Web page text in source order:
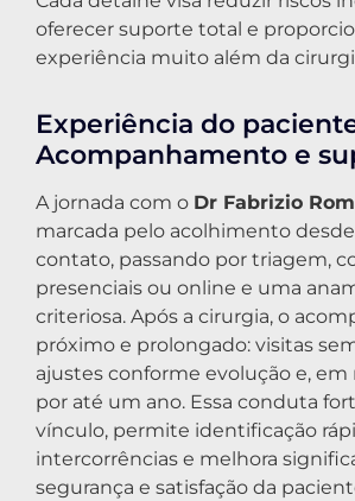
oferecer suporte total e
experiência muito além da
Experiência do
Acompanhamento e
A jornada com o Dr Fabrizio
marcada pelo acolhimento
contato, passando por triagem,
presenciais ou online e uma
criteriosa. Após a cirurgia, o
próximo e prolongado: visitas
ajustes conforme evolução e,
por até um ano. Essa conduta
vínculo, permite identificação
intercorrências e melhora
segurança e satisfação da